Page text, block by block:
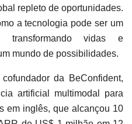
repleto de oportunidades.
a tecnologia pode ser um
transformando vidas e
mundo de possibilidades.
da BeConfident,
artificial multimodal para
em inglês, que alcançou 10